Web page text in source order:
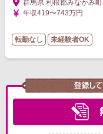
群馬県 利根郡みなかみ町
年収419〜743万円
転勤なし 未経験者OK